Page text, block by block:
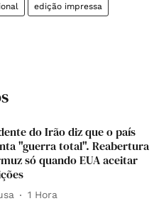
edição impressa
do Irão diz que o país
"guerra total". Reabertura
só quando EUA aceitar
1 Hora